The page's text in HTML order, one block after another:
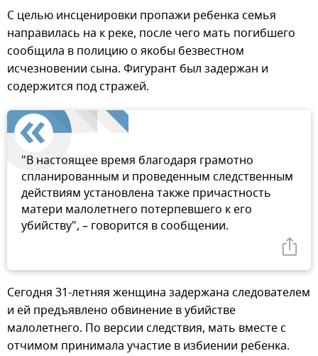
С целью инсценировки пропажи ребенка семья
направилась на к реке, после чего мать погибшего
сообщила в полицию о якобы безвестном
исчезновении сына. Фигурант был задержан и
содержится под стражей.
"В настоящее время благодаря грамотно
спланированным и проведенным следственным
действиям установлена также причастность
матери малолетнего потерпевшего к его
убийству", – говорится в сообщении.
Сегодня 31-летняя женщина задержана следователем
и ей предъявлено обвинение в убийстве
малолетнего. По версии следствия, мать вместе с
отчимом принимала участие в избиении ребенка.